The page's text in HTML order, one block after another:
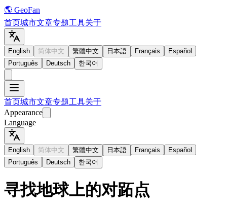
🌎 GeoFan
首页城市文章专题工具关于
English 简体中文 繁體中文 日本語 Français
Español
Português
Deutsch 한국어
首页城市文章专题工具关于
Appearance
Language
English 简体中文 繁體中文 日本語 Français
Español
Português
Deutsch 한국어
寻找地球上的对跖点